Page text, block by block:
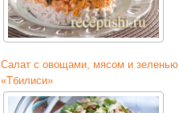
Салат с овощами, мясом и зеленью
«Тбилиси»